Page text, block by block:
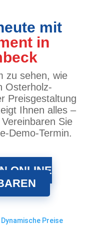
mit
in
zu sehen, wie
Osterholz-
Preisgestaltung
Ihnen alles –
Sie
Demo-Termin.
ONLINE
Dynamische Preise